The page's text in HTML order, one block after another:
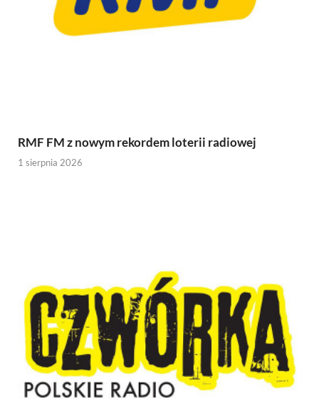
RMF FM z nowym rekordem loterii radiowej
1 sierpnia 2026